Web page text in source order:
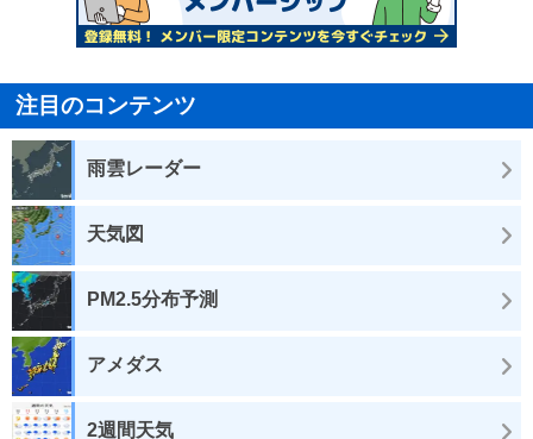
注目のコンテンツ
雨雲レーダー
天気図
PM2.5分布予測
アメダス
2週間天気